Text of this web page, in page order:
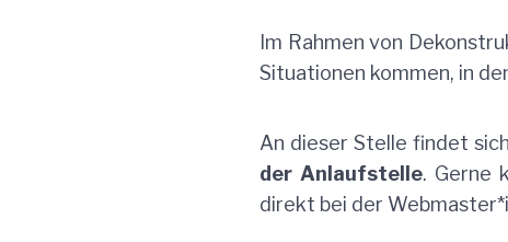
Im Rahmen von
Situationen kommen, in
An dieser Stelle findet
der Anlaufstelle. Gerne
direkt bei der